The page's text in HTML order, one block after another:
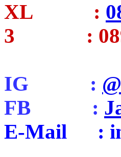
XL :
3 : 0896-
IG :
FB :
E-Mail :